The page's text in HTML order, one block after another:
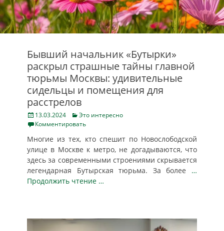
Бывший начальник «Бутырки»
раскрыл страшные тайны главной
тюрьмы Москвы: удивительные
сидельцы и помещения для
расстрелов
Posted
on
13.03.2024 Categories
Это интересно
Комментировать
Многие из тех, кто спешит по Новослободской
улице в Москве к метро, не догадываются, что
здесь за современными строениями скрывается
легендарная Бутырская тюрьма. За более …
Продолжить чтение …